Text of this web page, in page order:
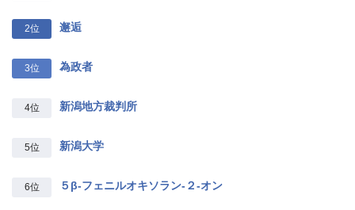
2位 邂逅
3位 為政者
4位 新潟地方裁判所
5位 新潟大学
6位 ５β‐フェニルオキソラン‐２‐オン